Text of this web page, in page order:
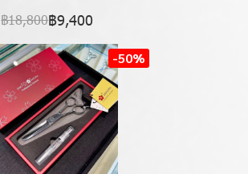
฿18,800฿9,400
-50%